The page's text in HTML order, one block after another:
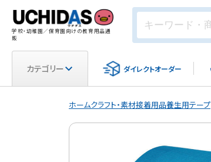
学校・幼稚園／保育園向けの教育用品通
販
カテゴリー ダイレクトオーダー
ホームクラフト・素材接着用品養生用テープ